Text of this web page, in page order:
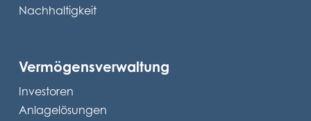
Nachhaltigkeit
Vermögensverwaltung
Investoren
Anlagelösungen